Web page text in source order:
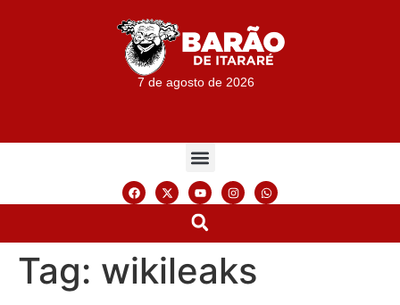
7 de agosto de 2026
Tag: wikileaks